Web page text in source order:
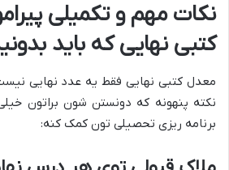
نکات مهم و تکمیلی
کتبی نهایی که باید
معدل کتبی نهایی فقط یه عدد نهایی
نکته پنهونه که دونستن شون براتون
برنامه ریزی تحصیلی تون کمک کنه: